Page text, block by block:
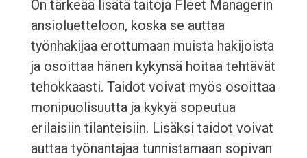
On tärkeää lisätä taitoja Fleet Managerin
ansioluetteloon, koska se auttaa
työnhakijaa erottumaan muista hakijoista
ja osoittaa hänen kykynsä hoitaa tehtävät
tehokkaasti. Taidot voivat myös osoittaa
monipuolisuutta ja kykyä sopeutua
erilaisiin tilanteisiin. Lisäksi taidot voivat
auttaa työnantajaa tunnistamaan sopivan